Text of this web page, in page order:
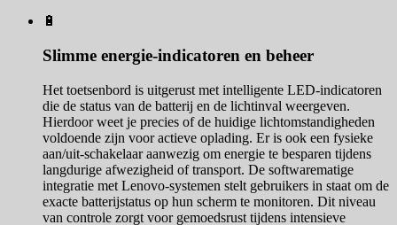
🔋
Slimme energie-indicatoren en beheer
Het toetsenbord is uitgerust met intelligente LED-indicatoren
die de status van de batterij en de lichtinval weergeven.
Hierdoor weet je precies of de huidige lichtomstandigheden
voldoende zijn voor actieve oplading. Er is ook een fysieke
aan/uit-schakelaar aanwezig om energie te besparen tijdens
langdurige afwezigheid of transport. De softwarematige
integratie met Lenovo-systemen stelt gebruikers in staat om de
exacte batterijstatus op hun scherm te monitoren. Dit niveau
van controle zorgt voor gemoedsrust tijdens intensieve